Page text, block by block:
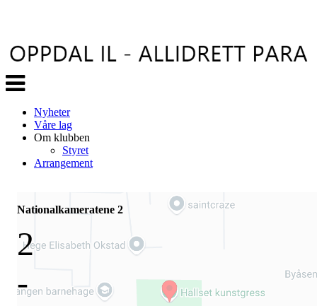
Veksle
navigasjon
Nyheter
Våre lag
Om klubben
Styret
Arrangement
Nationalkameratene 2
2
-